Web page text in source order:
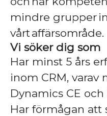
mindre grupper
vårt affärsområde.
Vi söker dig som
Har minst 5 års
inom CRM, varav
Dynamics CE
Har förmågan att